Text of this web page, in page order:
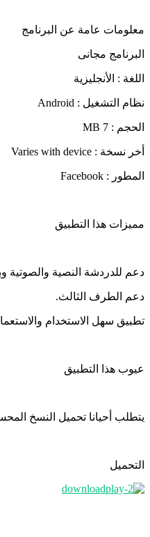
معلومات عامة عن البرنامج
البرنامج مجانى
اللغة : الأنجليزية
نظام التشغيل : Android
الحجم : 7 MB
أخر نسخة : Varies with device
المطور : Facebook
مميزات هذا التطبيق
دعم للدردشة النصية والصوتية
دعم الطرف الثالث.
تطبيق سهل الاستخدام
عيوب هذا التطبيق
يتطلب أحيانا تحميل النسخ
التحميل